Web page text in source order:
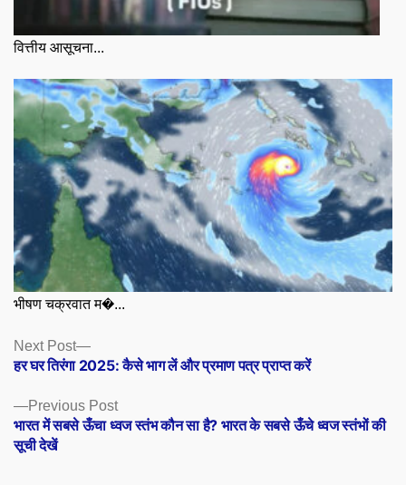
वित्तीय आसूचना...
भीषण चक्रवात म�...
Posts
navigation
Previous PostPrevious
post:
भारत में सबसे ऊँचा ध्वज स्तंभ कौन सा है? भारत के सबसे ऊँचे ध्वज स्तंभों की
सूची देखें
Next Post
Next
post:
हर घर तिरंगा 2025: कैसे भाग लें और प्रमाण पत्र प्राप्त करें